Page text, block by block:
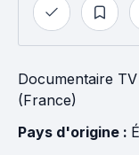
Documentaire TV
(France)
Pays d'origine :